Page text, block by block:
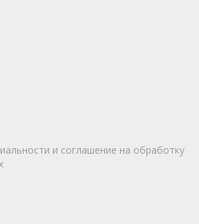
и соглашение на обработку